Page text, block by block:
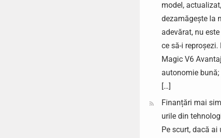
model,
dezamăgește la
adevărat, nu
ce să-i
Magic V6
autonomie
[…]
Finanțări mai
urile din
Pe scurt, dacă ai